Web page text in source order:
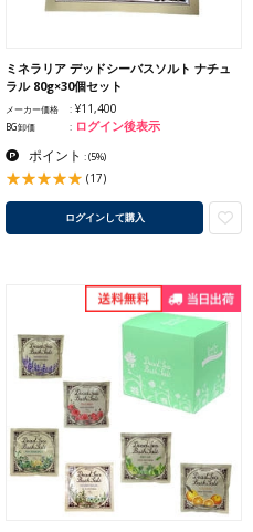
ミネラリア デッドシーバスソルト ナチュ
ラル 80g×30個セット
メーカー価格 ¥11,400
BG卸価 ログイン後表示
ポイント :(5%)
(17)
ログインして購入